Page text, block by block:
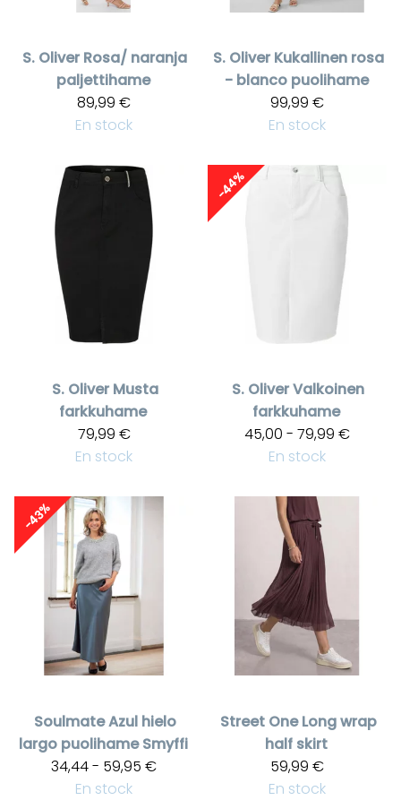
S. Oliver Rosa/ naranja
paljettihame
89,99 €
En stock
S. Oliver Kukallinen rosa
- blanco puolihame
99,99 €
En stock
S. Oliver Musta
farkkuhame
79,99 €
En stock
-44%
S. OliverValkoinen
farkkuhame
45,00 - 79,99 €
En stock
-43%
SoulmateAzul hielo
largo puolihame Smyffi
34,44 - 59,95 €
En stock
Street One Long wrap
half skirt
59,99 €
En stock